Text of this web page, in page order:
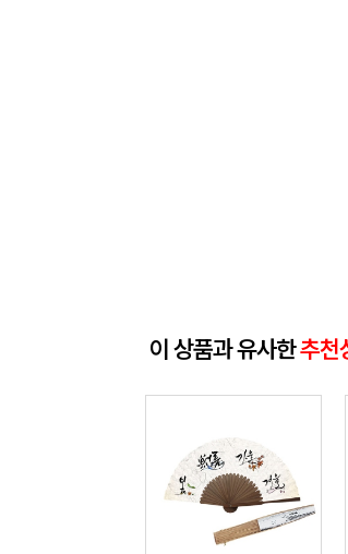
이 상품과 유사한추천